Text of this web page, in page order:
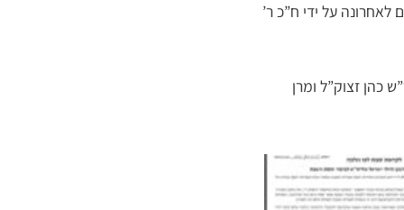
לאחרונה על ידי ח”כ ר’
כהן זצוק”ל ומרן